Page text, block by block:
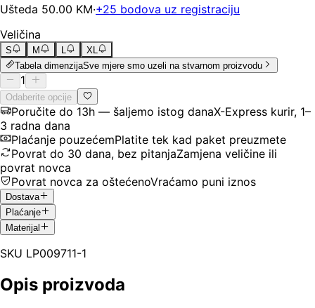
Ušteda 50.00 KM·+25 bodova uz registraciju
Veličina
S M L
XL
Tabela dimenzijaSve mjere smo uzeli na stvarnom proizvodu
1
Odaberite opcije
Poručite do 13h — šaljemo istog danaX-Express kurir, 1–
3 radna dana
Plaćanje pouzećemPlatite tek kad paket preuzmete
Povrat do 30 dana, bez pitanjaZamjena veličine ili
povrat novca
Povrat novca za oštećenoVraćamo puni iznos
Dostava
Plaćanje
Materijal
SKU LP009711-1
Opis proizvoda